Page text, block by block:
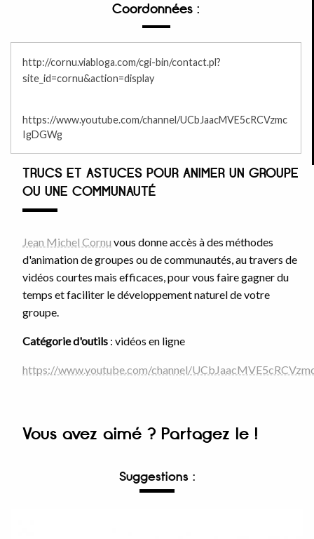
Coordonnées :
http://cornu.viabloga.com/cgi-bin/contact.pl?
site_id=cornu&action=display
https://www.youtube.com/channel/UCbJaacMVE5cRCVzmc
IgDGWg
TRUCS ET ASTUCES POUR ANIMER UN GROUPE
OU UNE COMMUNAUTÉ
Jean Michel Cornu vous donne accès à des méthodes
d'animation de groupes ou de communautés, au travers de
vidéos courtes mais efficaces, pour vous faire gagner du
temps et faciliter le développement naturel de votre
groupe.
Catégorie d'outils : vidéos en ligne
https://www.youtube.com/channel/
Vous avez aimé ? Partagez le !
Suggestions :